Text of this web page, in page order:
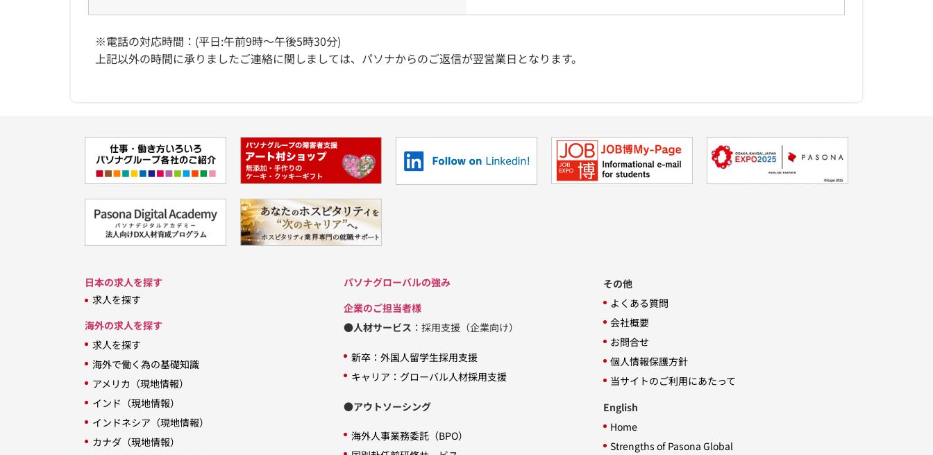
※電話の対応時間：(平日:午前9時～午後5時30分)
上記以外の時間に承りましたご連絡に関しましては、パソナからのご返信が翌営業日となります。
日本の求人を探す
求人を探す
海外の求人を探す
求人を探す
海外で働く為の基礎知識
アメリカ（現地情報）
インド（現地情報）
インドネシア（現地情報）
カナダ（現地情報）
パソナグローバルの強み
企業のご担当者様
●人材サービス ：採用支援（企業向け）
新卒：外国人留学生採用支援
キャリア：グローバル人材採用支援
●アウトソーシング
海外人事業務委託（BPO）
その他
よくある質問
会社概要
お問合せ
個人情報保護方針
当サイトのご利用にあたって
English
Home
Strengths of Pasona Global